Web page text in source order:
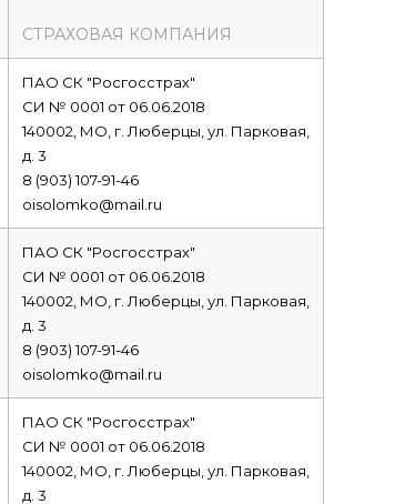
СТРАХОВАЯ КОМПАНИЯ
ПАО СК "Росгосстрах"
СИ № 0001 от 06.06.2018
140002, МО, г. Люберцы, ул. Парковая,
д. 3
8 (903) 107-91-46
oisolomko@mail.ru
ПАО СК "Росгосстрах"
СИ № 0001 от 06.06.2018
140002, МО, г. Люберцы, ул. Парковая,
д. 3
8 (903) 107-91-46
oisolomko@mail.ru
ПАО СК "Росгосстрах"
СИ № 0001 от 06.06.2018
140002, МО, г. Люберцы, ул. Парковая,
д. 3